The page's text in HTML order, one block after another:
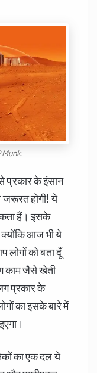
Munk.
प्रकार के इंसान
होगी! ये
हैं। इसके
क्योंकि आज भी ये
को बता दूँ
काम जैसे खेती
प्रकार के
का इसके बारे में
का एक दल ये